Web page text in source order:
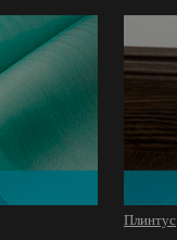
Плинтус